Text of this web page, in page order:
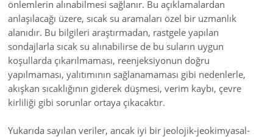
önlemlerin alınabilmesi sağlanır. Bu açıklamalardan
anlaşılacağı üzere, sıcak su aramaları özel bir uzmanlık
alanıdır. Bu bilgileri araştırmadan, rastgele yapılan
sondajlarla sıcak su alınabilirse de bu suların uygun
koşullarda çıkarılmaması, reenjeksiyonun doğru
yapılmaması, yalıtımının sağlanamaması gibi nedenlerle,
akışkan sıcaklığının giderek düşmesi, verim kaybı, çevre
kirliliği gibi sorunlar ortaya çıkacaktır.
Yukarıda sayılan veriler, ancak iyi bir jeolojik-jeokimyasal-